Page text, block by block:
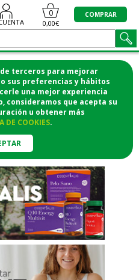
terceros para mejorar
sus preferencias y hábitos
una mejor experiencia
consideramos que acepta su
u obtener más
DE COOKIES.
0
0,00€
COMPRAR
EN LA
te lo mandamos